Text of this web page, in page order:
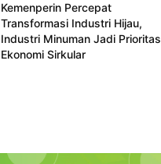
Kemenperin Percepat
Transformasi Industri Hijau,
Industri Minuman Jadi Prioritas
Ekonomi Sirkular